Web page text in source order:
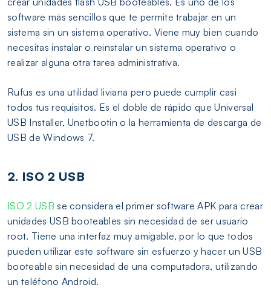
software más sencillos que te permite trabajar en un
sistema sin un sistema operativo. Viene muy bien cuando
necesitas instalar o reinstalar un sistema operativo o
realizar alguna otra tarea administrativa.
Rufus es una utilidad liviana pero puede cumplir casi
todos tus requisitos. Es el doble de rápido que Universal
USB Installer, Unetbootin o la herramienta de descarga de
USB de Windows 7.
2. ISO 2 USB
ISO 2 USB se considera el primer software APK para crear
unidades USB booteables sin necesidad de ser usuario
root. Tiene una interfaz muy amigable, por lo que todos
pueden utilizar este software sin esfuerzo y hacer un USB
booteable sin necesidad de una computadora, utilizando
un teléfono Android.